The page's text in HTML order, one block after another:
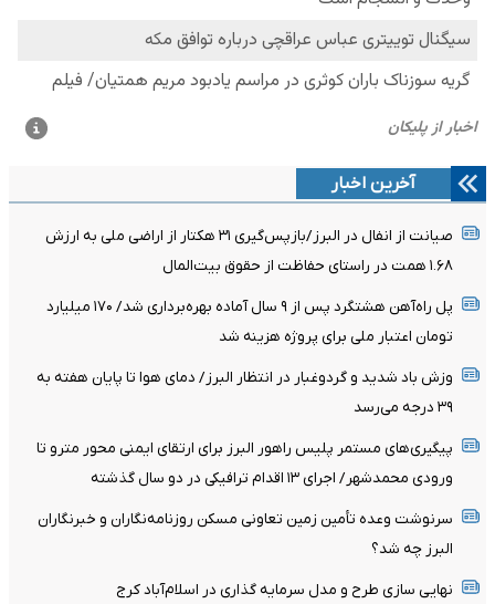
آخرین اخبار
صیانت از انفال در البرز/بازپس‌گیری ۳۱ هکتار از اراضی ملی به ارزش
۱.۶۸ همت در راستای حفاظت از حقوق بیت‌المال
پل راه‌آهن هشتگرد پس از ۹ سال آماده بهره‌برداری شد/ ۱۷۰ میلیارد
تومان اعتبار ملی برای پروژه هزینه شد
وزش باد شدید و گردوغبار در انتظار البرز/ دمای هوا تا پایان هفته به
۳۹ درجه می‌رسد
پیگیری‌های مستمر پلیس راهور البرز برای ارتقای ایمنی محور مترو تا
ورودی محمدشهر/ اجرای ۱۳ اقدام ترافیکی در دو سال گذشته
سرنوشت وعده تأمین زمین تعاونی مسکن روزنامه‌نگاران و خبرنگاران
البرز چه شد؟
نهایی سازی طرح و مدل سرمایه گذاری در اسلام‌آباد کرج